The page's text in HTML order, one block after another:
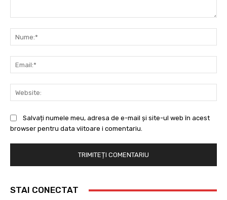
Salvați numele meu, adresa de e-mail și site-ul web în acest
browser pentru data viitoare i comentariu.
STAI CONECTAT